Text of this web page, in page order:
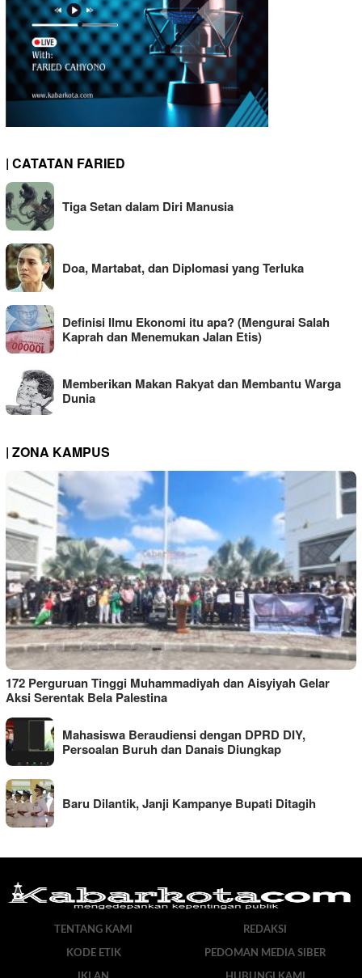
| CATATAN FARIED
Tiga Setan dalam Diri Manusia
Doa, Martabat, dan Diplomasi yang Terluka
Definisi Ilmu Ekonomi itu apa? (Mengurai Salah
Kaprah dan Menemukan Jalan Etis)
Memberikan Makan Rakyat dan Membantu Warga
Dunia
| ZONA KAMPUS
172 Perguruan Tinggi Muhammadiyah dan Aisyiyah Gelar
Aksi Serentak Bela Palestina
Mahasiswa Beraudiensi dengan DPRD DIY,
Persoalan Buruh dan Danais Diungkap
Baru Dilantik, Janji Kampanye Bupati Ditagih
TENTANG KAMI REDAKSI
KODE ETIK PEDOMAN MEDIA SIBER